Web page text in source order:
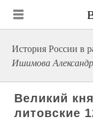
История России в
Ишимова
Великий
литовские